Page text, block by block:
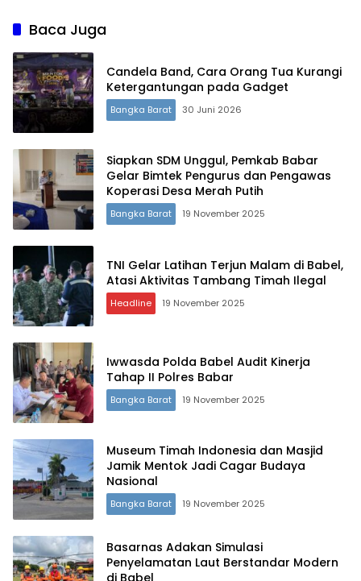
Terdepan Menyorot Fakta.
Baca Juga
Candela Band, Cara Orang Tua Kurangi
Ketergantungan pada Gadget
Bangka Barat 30 Juni 2026
Siapkan SDM Unggul, Pemkab Babar
Gelar Bimtek Pengurus dan Pengawas
Koperasi Desa Merah Putih
Bangka Barat 19 November 2025
TNI Gelar Latihan Terjun Malam di Babel,
Atasi Aktivitas Tambang Timah Ilegal
Headline 19 November 2025
Iwwasda Polda Babel Audit Kinerja
Tahap II Polres Babar
Bangka Barat 19 November 2025
Museum Timah Indonesia dan Masjid
Jamik Mentok Jadi Cagar Budaya
Nasional
Bangka Barat 19 November 2025
Basarnas Adakan Simulasi
Penyelamatan Laut Berstandar Modern